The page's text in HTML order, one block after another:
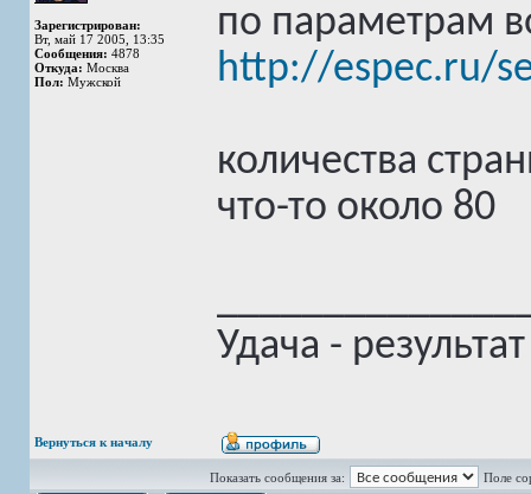
Зарегистрирован:
Вт, май 17 2005, 13:35
Сообщения: 4878
Откуда: Москва
Пол: Мужской
по параметрам
http://espec.ru/
количества
что-то около 80
Удача -
Вернуться к началу
Показать сообщения за: Поле